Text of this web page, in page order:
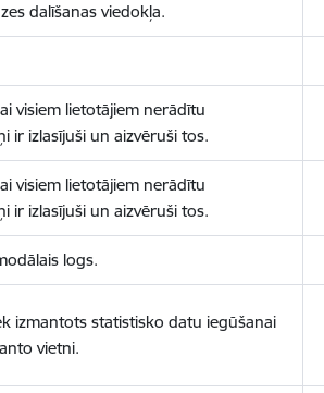
dalīšanas viedokļa.
visiem lietotājiem nerādītu
ir izlasījuši un aizvēruši tos.
visiem lietotājiem nerādītu
ir izlasījuši un aizvēruši tos.
logs.
izmantots statistisko datu iegūšanai
vietni.